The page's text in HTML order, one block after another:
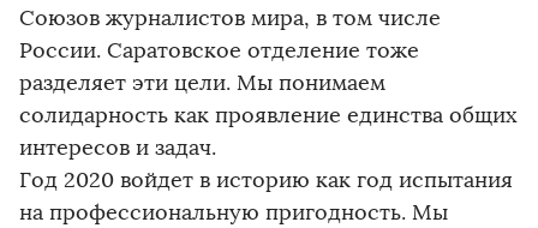
Союзов журналистов мира, в том числе
России. Саратовское отделение тоже
разделяет эти цели. Мы понимаем
солидарность как проявление единства общих
интересов и задач.
Год 2020 войдет в историю как год испытания
на профессиональную пригодность. Мы